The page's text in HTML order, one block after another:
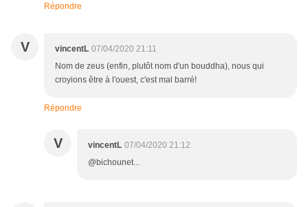
Répondre
V vincentL 07/04/2020 21:11
Nom de zeus (enfin, plutôt nom d'un bouddha), nous qui
croyions être à l'ouest, c'est mal barré!
Répondre
V vincentL 07/04/2020 21:12
@bichounet...